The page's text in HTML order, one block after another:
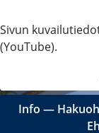
Sivun
(YouTube).
Info ―